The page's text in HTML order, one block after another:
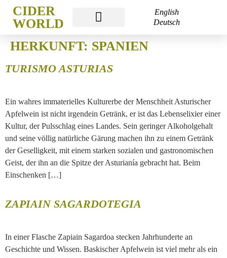
CIDER
WORLD
English
Deutsch
HERKUNFT: SPANIEN
TURISMO ASTURIAS
Ein wahres immaterielles Kulturerbe der Menschheit Asturischer
Apfelwein ist nicht irgendein Getränk, er ist das Lebenselixier einer
Kultur, der Pulsschlag eines Landes. Sein geringer Alkoholgehalt
und seine völlig natürliche Gärung machen ihn zu einem Getränk
der Geselligkeit, mit einem starken sozialen und gastronomischen
Geist, der ihn an die Spitze der Asturianía gebracht hat. Beim
Einschenken […]
ZAPIAIN SAGARDOTEGIA
In einer Flasche Zapiain Sagardoa stecken Jahrhunderte an
Geschichte und Wissen. Baskischer Apfelwein ist viel mehr als ein